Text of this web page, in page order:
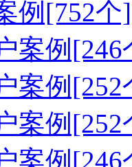
例[752个]
案例[246
案例[252
案例[252
案例[246